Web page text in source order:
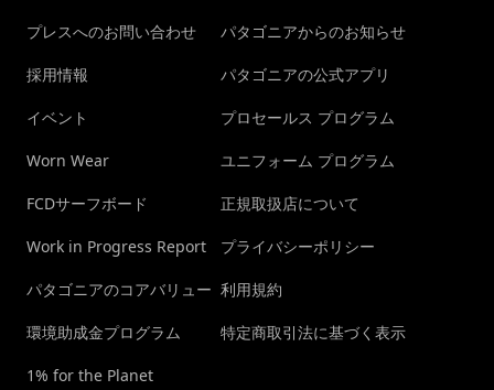
プレスへのお問い合わせ
採用情報
イベント
Worn Wear
FCDサーフボード
Work in Progress Report
パタゴニアのコアバリュー
環境助成金プログラム
1% for the Planet
パタゴニアからのお知らせ
パタゴニアの公式アプリ
プロセールス プログラム
ユニフォーム プログラム
正規取扱店について
プライバシーポリシー
利用規約
特定商取引法に基づく表示